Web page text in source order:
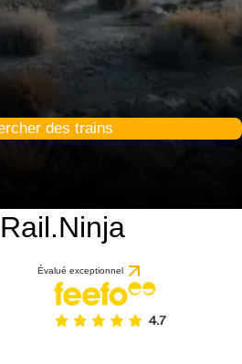
des trains
Évalué exceptionnel